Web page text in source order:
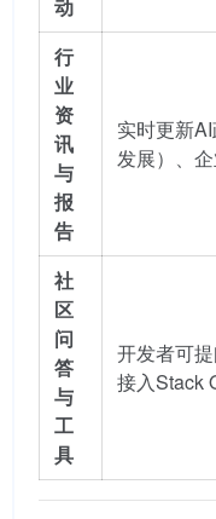
动
行
业
资
讯
与
报
告
实时更新
发展）、
社
区
问
答
与
工
具
开发者可
接入Stack